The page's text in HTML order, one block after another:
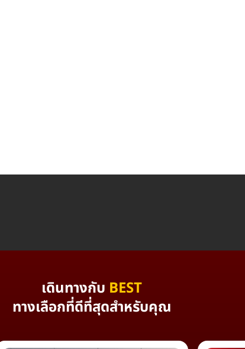
เดินทางกับ BEST
ทางเลือกที่ดีที่สุดสำหรับคุณ